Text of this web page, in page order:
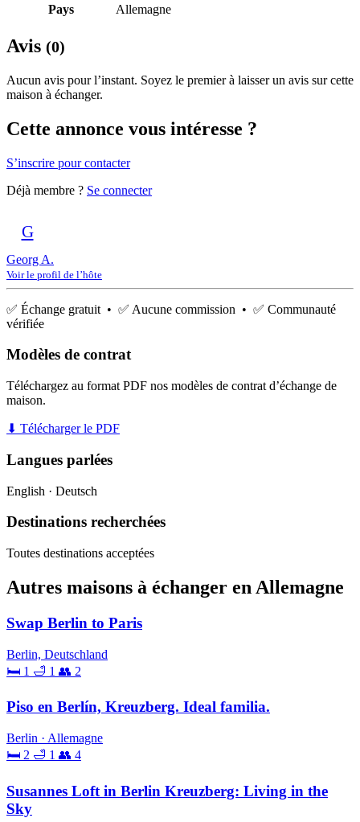
Pays
Allemagne
Avis (0)
Aucun avis pour l’instant. Soyez le premier à laisser un avis sur cette
maison à échanger.
Cette annonce vous intéresse ?
S’inscrire pour contacter
Déjà membre ? Se connecter
G
Georg A.
Voir le profil de l’hôte
✅ Échange gratuit • ✅ Aucune commission • ✅ Communauté
vérifiée
Modèles de contrat
Téléchargez au format PDF nos modèles de contrat d’échange de
maison.
⬇ Télécharger le PDF
Langues parlées
English · Deutsch
Destinations recherchées
Toutes destinations acceptées
Autres maisons à échanger en Allemagne
Swap Berlin to Paris
Berlin, Deutschland
🛏 1 🛁 1 👥 2
Piso en Berlín, Kreuzberg. Ideal familia.
Berlin · Allemagne
🛏 2 🛁 1 👥 4
Susannes Loft in Berlin Kreuzberg: Living in the
Sky